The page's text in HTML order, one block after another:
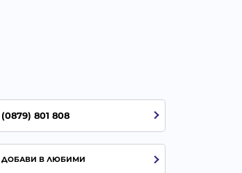
(0879) 801 808
ДОБАВИ В ЛЮБИМИ